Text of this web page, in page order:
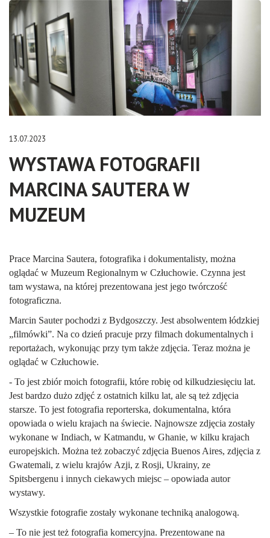
13.07.2023
WYSTAWA FOTOGRAFII
MARCINA SAUTERA W
MUZEUM
Prace Marcina Sautera, fotografika i dokumentalisty, można
oglądać w Muzeum Regionalnym w Człuchowie. Czynna jest
tam wystawa, na której prezentowana jest jego twórczość
fotograficzna.
Marcin Sauter pochodzi z Bydgoszczy. Jest absolwentem łódzkiej
„filmówki”. Na co dzień pracuje przy filmach dokumentalnych i
reportażach, wykonując przy tym także zdjęcia. Teraz można je
oglądać w Człuchowie.
- To jest zbiór moich fotografii, które robię od kilkudziesięciu lat.
Jest bardzo dużo zdjęć z ostatnich kilku lat, ale są też zdjęcia
starsze. To jest fotografia reporterska, dokumentalna, która
opowiada o wielu krajach na świecie. Najnowsze zdjęcia zostały
wykonane w Indiach, w Katmandu, w Ghanie, w kilku krajach
europejskich. Można też zobaczyć zdjęcia Buenos Aires, zdjęcia z
Gwatemali, z wielu krajów Azji, z Rosji, Ukrainy, ze
Spitsbergenu i innych ciekawych miejsc – opowiada autor
wystawy.
Wszystkie fotografie zostały wykonane techniką analogową.
– To nie jest też fotografia komercyjna. Prezentowane na